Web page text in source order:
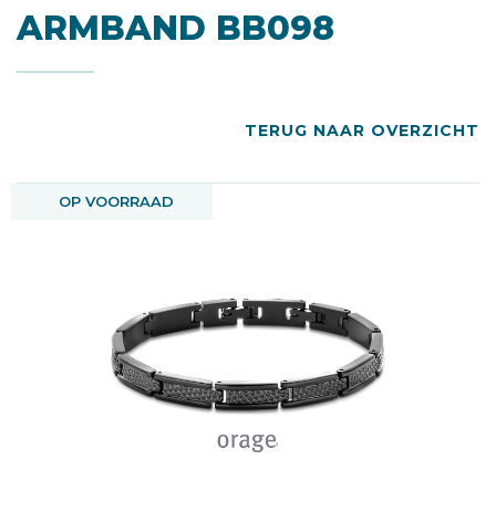
ARMBAND BB098
TERUG NAAR OVERZICHT
OP VOORRAAD